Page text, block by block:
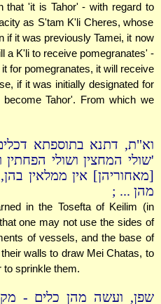
that 'it is Tahor' - with regard to
as S'tam K'li Cheres, whose
if it was previously Tamei, it now
a K'li to receive pomegranates' -
for pomegranates, it will receive
if it was initially designated for
Tahor'. From which we
וא"ת, דתנא בתוספתא
'שולי המחצין ושולי הפחתין
[מאחוריהן] אין ממלאין בהן,
מהן ... ;
in the Tosefta of Keilim (in
one may not use the sides of
of vessels, and the base of
walls to draw Mei Chatas, to
to sprinkle them.
שפן, ועשה מהן כלים -